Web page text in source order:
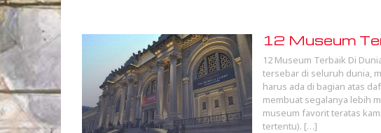
12 Museum
12 Museum Terbaik Di
tersebar di seluruh dunia,
harus ada di bagian atas
membuat segalanya lebih
museum favorit teratas
tertentu). […]